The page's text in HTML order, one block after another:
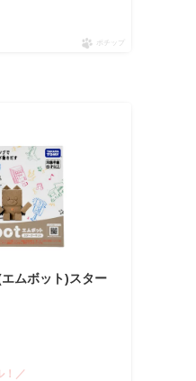
ポチップ
ムボット)スター
！／